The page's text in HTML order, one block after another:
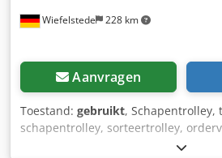
Wiefelstede 228 km
Aanvragen
Toestand: gebruikt, Schapentrolley,
schapentrolley, sorteertrolley,
mobiele schappen, rektrolley,